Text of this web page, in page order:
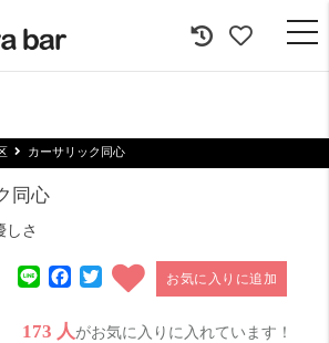
カーサリック同心
同心
さ
LineFacebook
Twitterお気に入りに追加
173 人がお気に入りに入れています！